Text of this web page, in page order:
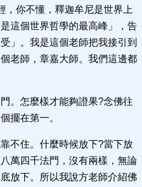
，你不懂，釋迦牟尼是世界上
這個世界哲學的最高峰」，告
」。我是這個老師把我接引到
老師，章嘉大師。我們這邊都
。怎麼樣才能夠證果?念佛往
擺在第一。
不住。什麼時候放下?當下放
萬四千法門，沒有兩樣，無論
放下。所以我說方老師介紹佛